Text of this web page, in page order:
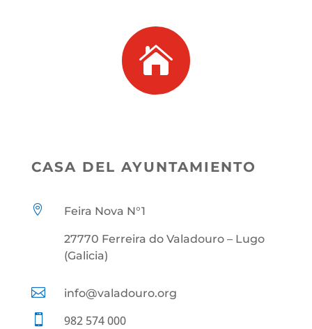

CASA DEL AYUNTAMIENTO
 Feira Nova N°1
27770 Ferreira do Valadouro – Lugo
(Galicia)
 info@valadouro.org

982 574 000